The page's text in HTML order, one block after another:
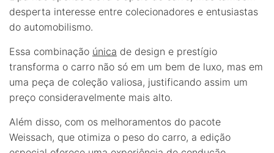
desperta interesse entre colecionadores e entusiastas
do automobilismo.
Essa combinação única de design e prestígio
transforma o carro não só em um bem de luxo, mas em
uma peça de coleção valiosa, justificando assim um
preço consideravelmente mais alto.
Além disso, com os melhoramentos do pacote
Weissach, que otimiza o peso do carro, a edição